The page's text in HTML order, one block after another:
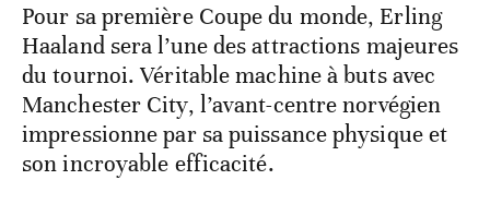
Pour sa première Coupe du monde, Erling
Haaland sera l’une des attractions majeures
du tournoi. Véritable machine à buts avec
Manchester City, l’avant-centre norvégien
impressionne par sa puissance physique et
son incroyable efficacité.